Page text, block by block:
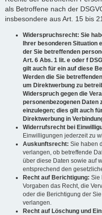
als Betroffene nach der
insbesondere aus Art. 15 bis
Widerspruchsrecht: Sie
Ihrer besonderen Situation
der Sie betreffenden
Art. 6 Abs. 1 lit. e oder f
gilt auch für ein auf diese
Werden die Sie
um Direktwerbung zu
Widerspruch gegen die
personenbezogenen Daten
einzulegen; dies gilt auch
Direktwerbung in
Widerrufsrecht bei
Einwilligungen jederzeit zu
Auskunftsrecht: Sie haben
verlangen, ob betreffende
über diese Daten sowie auf
entsprechend den
Recht auf Berichtigung: Sie
Vorgaben das Recht, die
oder die Berichtigung der
verlangen.
Recht auf Löschung und